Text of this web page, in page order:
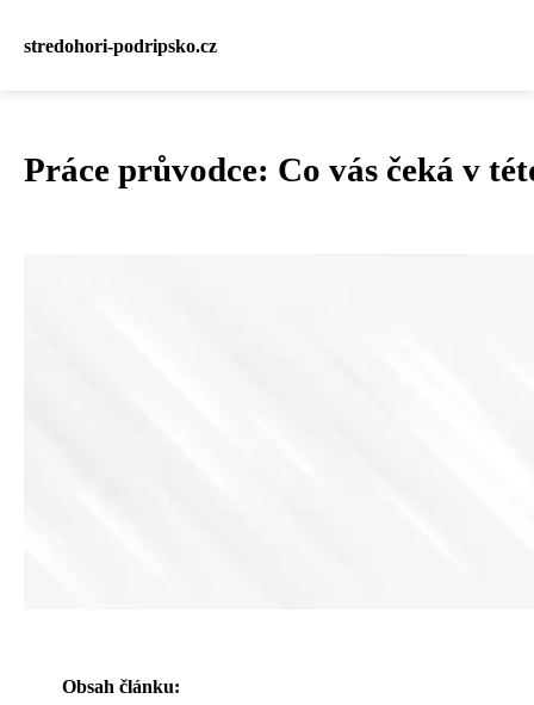
stredohori-podripsko.cz
Práce průvodce: Co vás čeká v
Obsah článku: